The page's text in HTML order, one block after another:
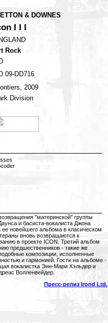
& DOWNES
I I I
Rock
09-DD716
2009
Division
"материнской" группы
и басиста-вокалиста Джона
ее новейшего альбома в класическом
вновь возвращаются к
в проекте ICON. Третий альбом
предшественников - такие же
композиции, исполненные
и гармонией. Гости на альбоме -
вокалистка Энн-Мари Хэльдер и
Волленвейдер.
Пресс-релиз Irond Ltd.